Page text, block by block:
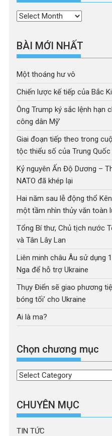
Thời
BÀI MỚI NHẤT
Một thoáng hư vô
Chiến lược kế tiếp của Bắc
Ông Trump ký sắc lệnh hạn
công dân Mỹ’
Giai đoạn tiếp theo trong
tộc thiểu số của Trung Quốc
Kỷ nguyên Ấn Độ Dương –
NATO đã khép lại
Hai năm sau lễ động thổ
một tầm nhìn thủy văn toàn
Tổng Bí thư, Chủ tịch nước
và Tân Lây Lan
Liên minh châu Âu sử dụng
Nga để hỗ trợ Ukraine
Thụy Điển sẽ giao phương
bóng tối’ cho Ukraine
Ai là ma?
Chọn chương mục
Chọn
mục
CHUYÊN MỤC
TIN TỨC